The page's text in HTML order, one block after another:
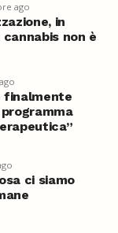
ago
in
non è
finalmente
ci siamo